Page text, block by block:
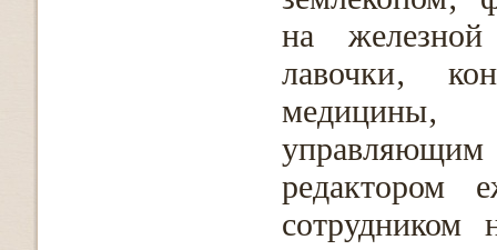
на железной
лавочки‚
редактором
сотрудником